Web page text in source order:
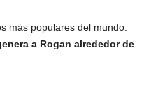
más populares del mundo.
a Rogan alrededor de